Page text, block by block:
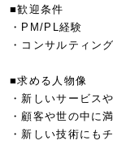
■歓迎条件
・PM/PL経験
・コンサルティン
■求める人物像
・新しいサービス
・顧客や世の中に
・新しい技術にも